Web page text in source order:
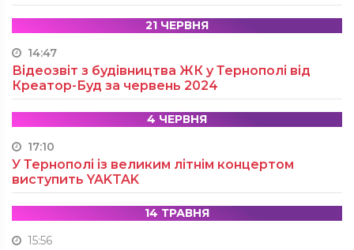
21 ЧЕРВНЯ
14:47
Відеозвіт з будівництва ЖК у Тернополі від
Креатор-Буд за червень 2024
4 ЧЕРВНЯ
17:10
У Тернополі із великим літнім концертом
виступить YAKTAK
14 ТРАВНЯ
15:56